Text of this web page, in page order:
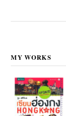
MY WORKS